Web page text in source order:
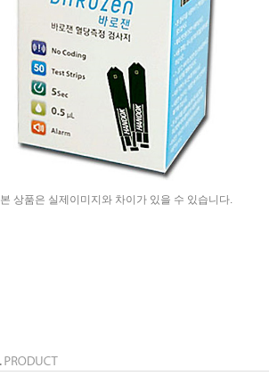
본 상품은 실제이미지와 차이가 있을 수 있습니다.